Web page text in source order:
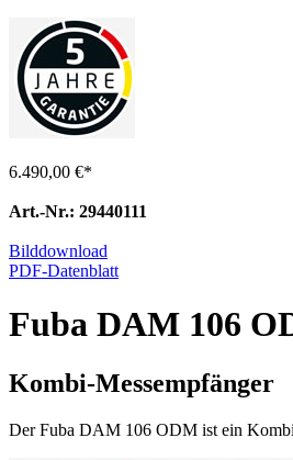
6.490,00 €*
Art.-Nr.: 29440111
Bilddownload
PDF-Datenblatt
Fuba DAM 106
Kombi-Messempfänger
Der Fuba DAM 106 ODM ist ein